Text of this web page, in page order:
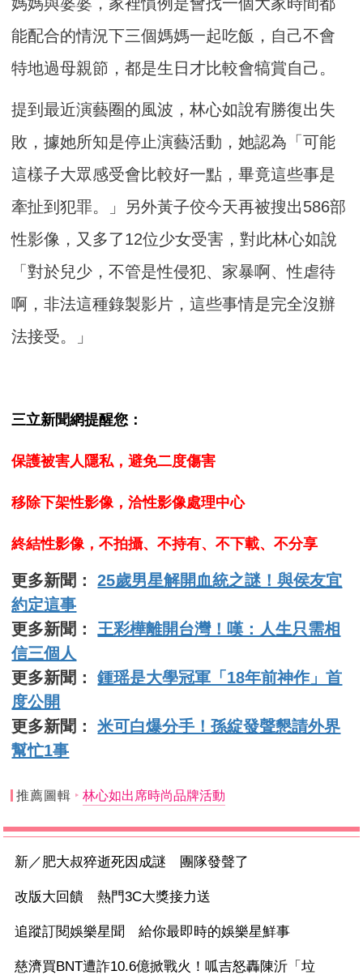
能配合的情況下三個媽媽一起吃飯，自己不會
特地過母親節，都是生日才比較會犒賞自己。
提到最近演藝圈的風波，林心如說宥勝復出失
敗，據她所知是停止演藝活動，她認為「可能
這樣子大眾感受會比較好一點，畢竟這些事是
牽扯到犯罪。」另外黃子佼今天再被搜出586部
性影像，又多了12位少女受害，對此林心如說
「對於兒少，不管是性侵犯、家暴啊、性虐待
啊，非法這種錄製影片，這些事情是完全沒辦
法接受。」
三立新聞網提醒您：
保護被害人隱私，避免二度傷害
移除下架性影像，洽性影像處理中心
終結性影像，不拍攝、不持有、不下載、不分享
更多新聞：25歲男星解開血統之謎！與侯友宜
約定這事
更多新聞： 王彩樺離開台灣！嘆：人生只需相
信三個人
更多新聞：鍾瑶是大學冠軍「18年前神作」首
度公開
更多新聞：米可白爆分手！孫綻發聲懇請外界
幫忙1事
推薦圖輯 林心如出席時尚品牌活動
新／肥大叔猝逝死因成謎 團隊發聲了
改版大回饋 熱門3C大獎接力送
追蹤訂閱娛樂星聞 給你最即時的娛樂星鮮事
慈濟買BNT遭詐10.6億掀戰火！呱吉怒轟陳沂「垃